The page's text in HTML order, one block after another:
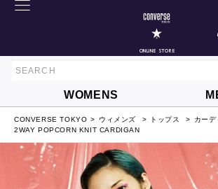
ONLINE STORE
WOMENS
CONVERSE TOKYO ウィメンズ トップス
カー
2WAY POPCORN KNIT CARDIGAN